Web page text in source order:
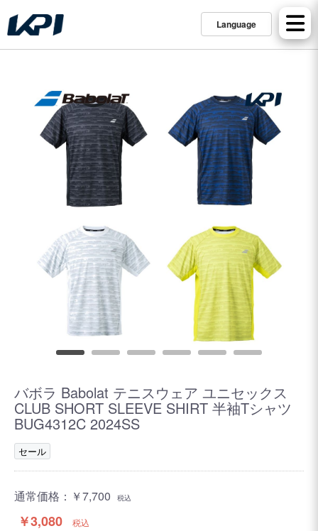
Language
バボラ Babolat テニスウェア ユニセックス
CLUB SHORT SLEEVE SHIRT 半袖Tシャツ
BUG4312C 2024SS
セール
通常価格： ￥7,700 税込
￥3,080 税込